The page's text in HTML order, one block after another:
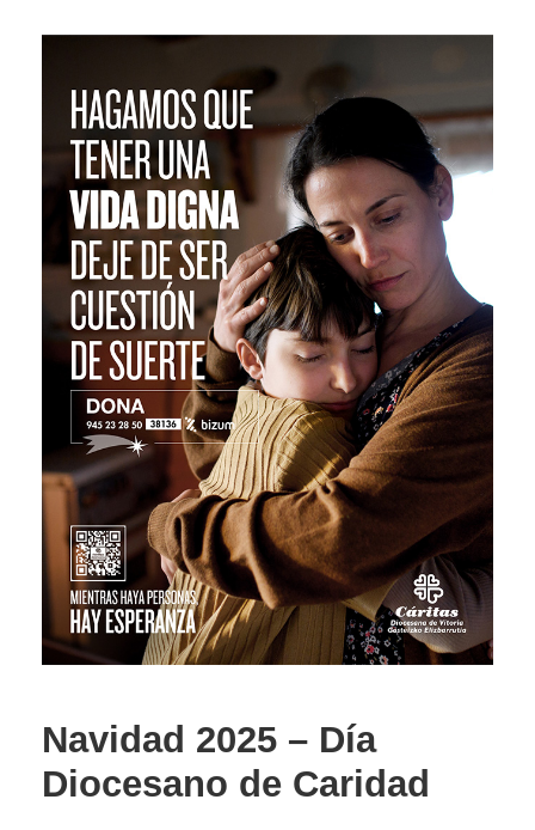
Navidad 2025 – Día
Diocesano de Caridad